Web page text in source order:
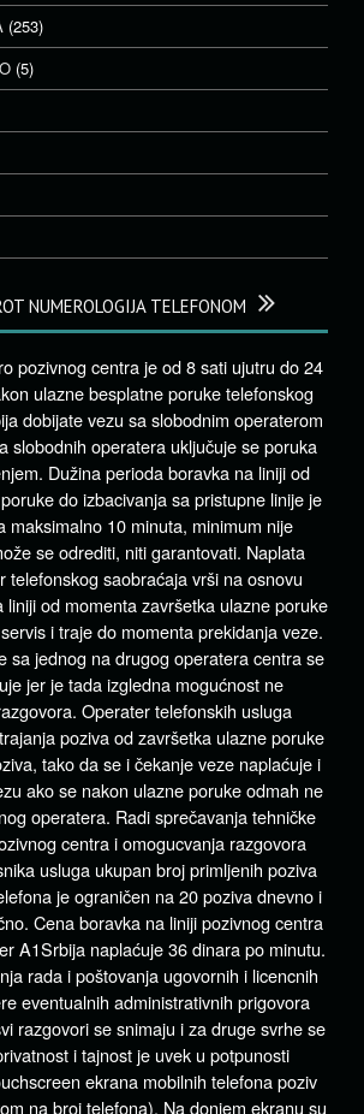
(253)
(5)
NUMEROLOGIJA TELEFONOM
pozivnog centra je od 8 sati ujutru do 24
ulazne besplatne poruke telefonskog
dobijate vezu sa slobodnim operaterom
slobodnih operatera uključuje se poruka
Dužina perioda boravka na liniji od
do izbacivanja sa pristupne linije je
maksimalno 10 minuta, minimum nije
se odrediti, niti garantovati. Naplata
telefonskog saobraćaja vrši na osnovu
liniji od momenta završetka ulazne poruke
i traje do momenta prekidanja veze.
sa jednog na drugog operatera centra se
jer je tada izgledna mogućnost ne
Operater telefonskih usluga
poziva od završetka ulazne poruke
tako da se i čekanje veze naplaćuje i
ako se nakon ulazne poruke odmah ne
operatera. Radi sprečavanja tehničke
centra i omogucvanja razgovora
usluga ukupan broj primljenih poziva
je ograničen na 20 poziva dnevno i
Cena boravka na liniji pozivnog centra
A1Srbija naplaćuje 36 dinara po minutu.
rada i poštovanja ugovornih i licencnih
eventualnih administrativnih prigovora
razgovori se snimaju i za druge svrhe se
i tajnost je uvek u potpunosti
ekrana mobilnih telefona poziv
na broj telefona). Na donjem ekranu su